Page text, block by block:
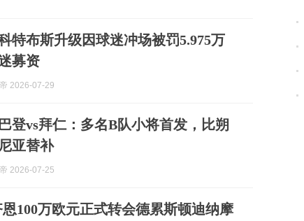
特布斯升级因球迷冲场被罚5.975万
募资
2026-07-29
登vs拜仁：多名B队小将首发，比朔
亚替补
2026-07-25
恩100万欧元正式转会德累斯顿迪纳摩